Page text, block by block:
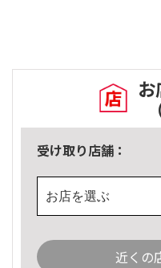
受け取り店舗：
お店を選ぶ
近くの